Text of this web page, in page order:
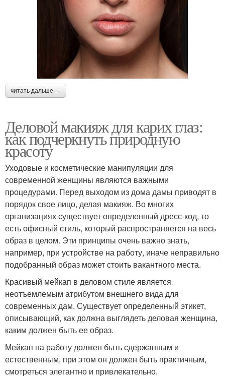
читать дальше →
Деловой макияж для карих глаз:
как подчеркнуть природную
красоту
Уходовые и косметические манипуляции для
современной женщины являются важными
процедурами. Перед выходом из дома дамы приводят в
порядок свое лицо, делая макияж. Во многих
организациях существует определенный дресс-код, то
есть офисный стиль, который распространяется на весь
образ в целом. Эти принципы очень важно знать,
например, при устройстве на работу, иначе неправильно
подобранный образ может стоить вакантного места.
Красивый мейкап в деловом стиле является
неотъемлемым атрибутом внешнего вида для
современных дам. Существует определенный этикет,
описывающий, как должна выглядеть деловая женщина,
каким должен быть ее образ.
Мейкап на работу должен быть сдержанным и
естественным, при этом он должен быть практичным,
смотреться элегантно и привлекательно.